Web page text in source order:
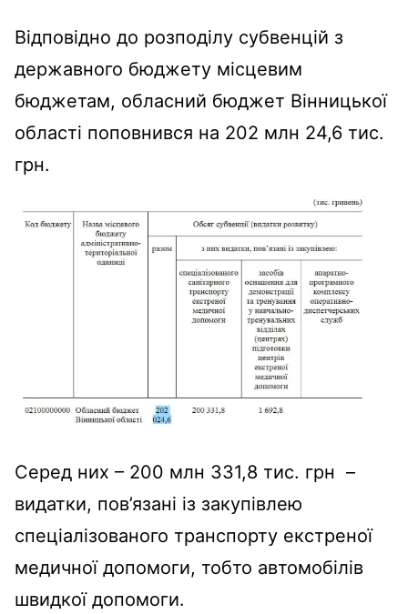
Відповідно до розподілу субвенцій з
державного бюджету місцевим
бюджетам, обласний бюджет Вінницької
області поповнився на 202 млн 24,6 тис.
грн.
Серед них – 200 млн 331,8 тис. грн –
видатки, пов’язані із закупівлею
спеціалізованого транспорту екстреної
медичної допомоги, тобто автомобілів
швидкої допомоги.